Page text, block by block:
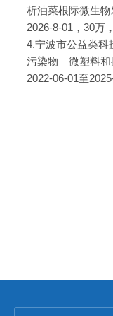
析油菜根际微生
2026-8-01，30万
4.宁波市公益类科
污染物—微塑料和
2022-06-01至